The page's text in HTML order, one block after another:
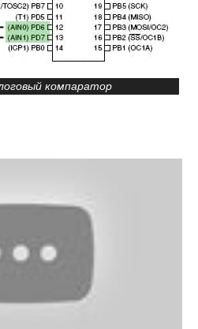
компаратор